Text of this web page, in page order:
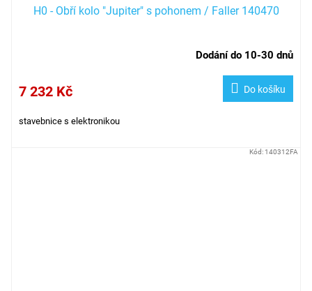
H0 - Obří kolo "Jupiter" s pohonem / Faller 140470
Dodání do 10-30 dnů
7 232 Kč Do košíku
stavebnice s elektronikou
Kód: 140312FA